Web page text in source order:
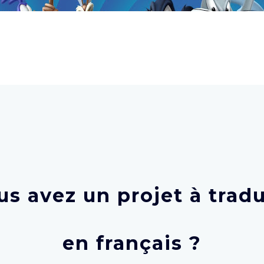
avez un projet à
en français ?